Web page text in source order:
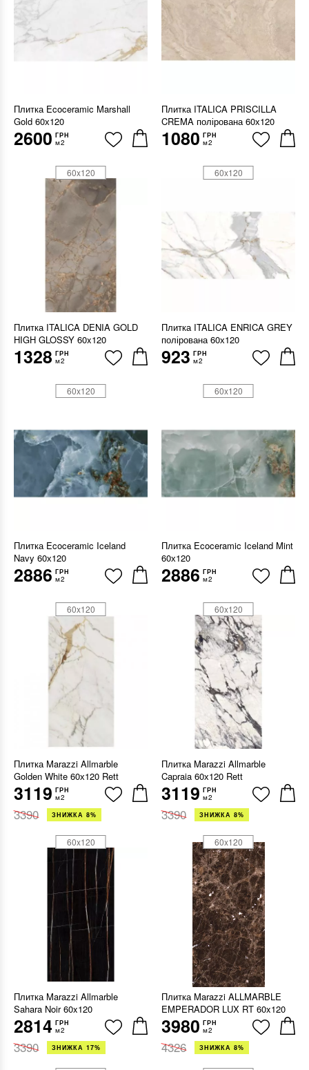
Плитка Ecoceramic Marshall
Gold 60х120
2600 ГРН
м2
Плитка ITALICA PRISCILLA
CREMA полірована 60х120
1080 ГРН
м2
Плитка ITALICA DENIA GOLD
HIGH GLOSSY 60x120
1328 ГРН
м2
60x120
Плитка ITALICA ENRICA GREY
полірована 60х120
923 ГРН
м2
60x120
Плитка Ecoceramic Iceland
Navy 60х120
2886 ГРН
м2
60x120
Плитка Ecoceramic Iceland Mint
60х120
2886 ГРН
м2
60x120
Плитка Marazzi Allmarble
Golden White 60х120 Rett
3119 ГРН
м2
3390 ЗНИЖКА 8%
60x120
Плитка Marazzi Allmarble
Capraia 60х120 Rett
3119 ГРН
м2
3390 ЗНИЖКА 8%
60x120
Плитка Marazzi Allmarble
Sahara Noir 60x120
2814 ГРН
м2
3390 ЗНИЖКА 17%
60x120
Плитка Marazzi ALLMARBLE
EMPERADOR LUX RT 60x120
3980 ГРН
м2
4326 ЗНИЖКА 8%
60x120